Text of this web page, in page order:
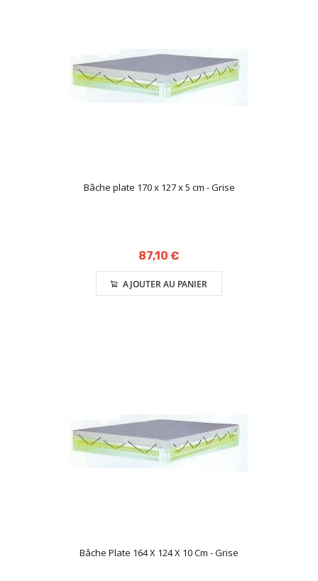
Bâche plate 170 x 127 x 5 cm - Grise
87,10 €
AJOUTER AU PANIER
Bâche Plate 164 X 124 X 10 Cm - Grise